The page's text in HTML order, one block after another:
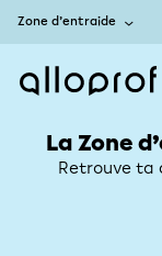
Zone d’entraide
La Zone
Retrouve ta